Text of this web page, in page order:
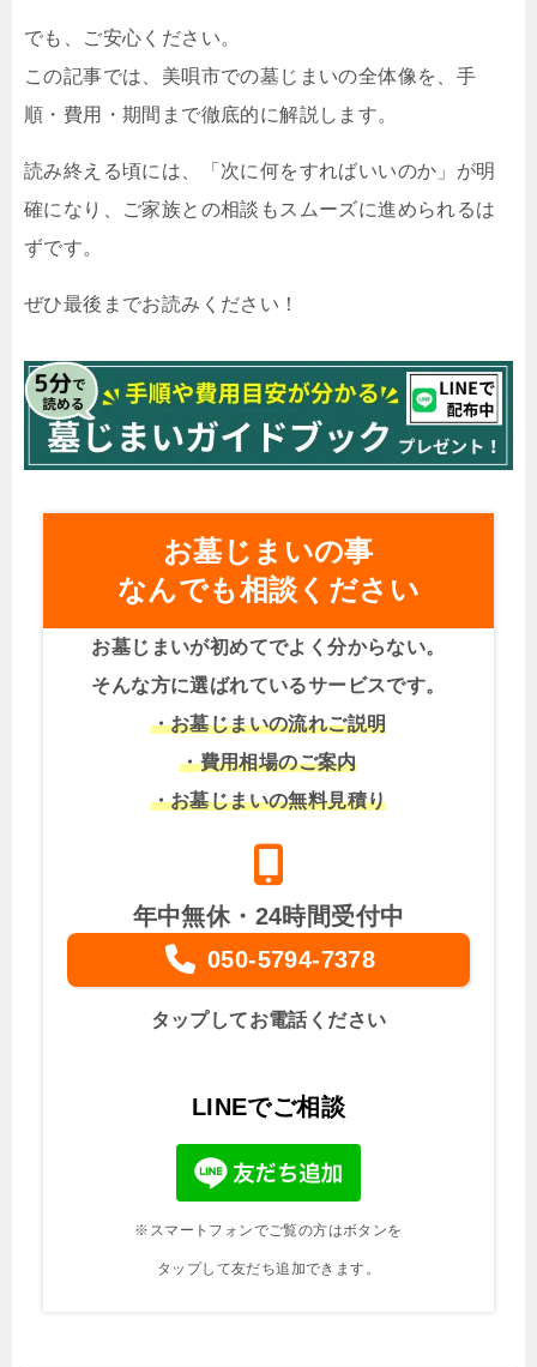
でも、ご安心ください。
この記事では、美唄市での墓じまいの全体像を、手
順・費用・期間まで徹底的に解説します。
読み終える頃には、「次に何をすればいいのか」が明
確になり、ご家族との相談もスムーズに進められるは
ずです。
ぜひ最後までお読みください！
お墓じまいの事
なんでも相談ください
お墓じまいが初めてでよく分からない。
そんな方に選ばれているサービスです。
・お墓じまいの流れご説明
・費用相場のご案内
・お墓じまいの無料見積り
年中無休・24時間受付中
050-5794-7378
タップしてお電話ください
LINEでご相談
※スマートフォンでご覧の方はボタンを
タップして友だち追加できます。